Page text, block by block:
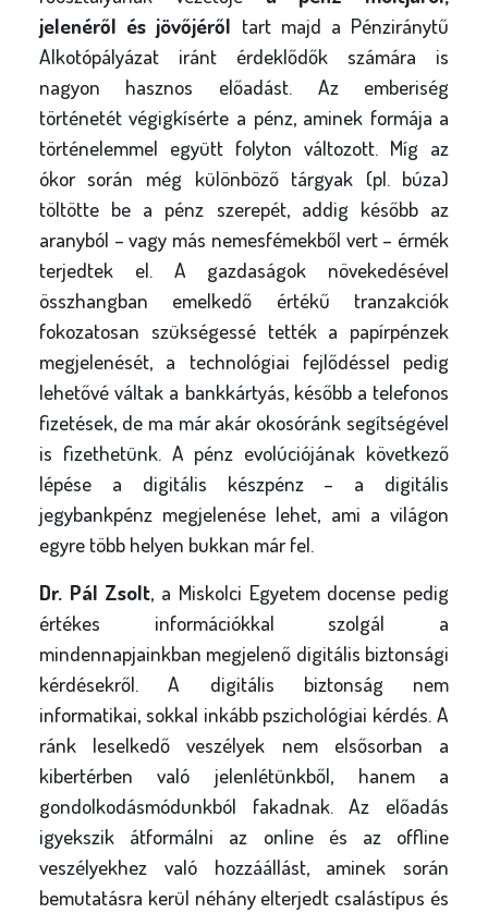
jelenéről és jövőjéről tart majd a Pénziránytű
Alkotópályázat iránt érdeklődők számára is
nagyon hasznos előadást. Az emberiség
történetét végigkísérte a pénz, aminek formája a
történelemmel együtt folyton változott. Míg az
ókor során még különböző tárgyak (pl. búza)
töltötte be a pénz szerepét, addig később az
aranyból – vagy más nemesfémekből vert – érmék
terjedtek el. A gazdaságok növekedésével
összhangban emelkedő értékű tranzakciók
fokozatosan szükségessé tették a papírpénzek
megjelenését, a technológiai fejlődéssel pedig
lehetővé váltak a bankkártyás, később a telefonos
fizetések, de ma már akár okosóránk segítségével
is fizethetünk. A pénz evolúciójának következő
lépése a digitális készpénz – a digitális
jegybankpénz megjelenése lehet, ami a világon
egyre több helyen bukkan már fel.
Dr. Pál Zsolt, a Miskolci Egyetem docense pedig
értékes információkkal szolgál a
mindennapjainkban megjelenő digitális biztonsági
kérdésekről. A digitális biztonság nem
informatikai, sokkal inkább pszichológiai kérdés. A
ránk leselkedő veszélyek nem elsősorban a
kibertérben való jelenlétünkből, hanem a
gondolkodásmódunkból fakadnak. Az előadás
igyekszik átformálni az online és az offline
veszélyekhez való hozzáállást, aminek során
bemutatásra kerül néhány elterjedt csalástípus és